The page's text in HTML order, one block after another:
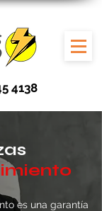
4138
es una garantía